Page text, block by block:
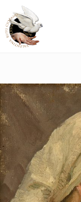
Biografie
Opere
de
artă
V.R.C.
Atelier
‘85
Presa